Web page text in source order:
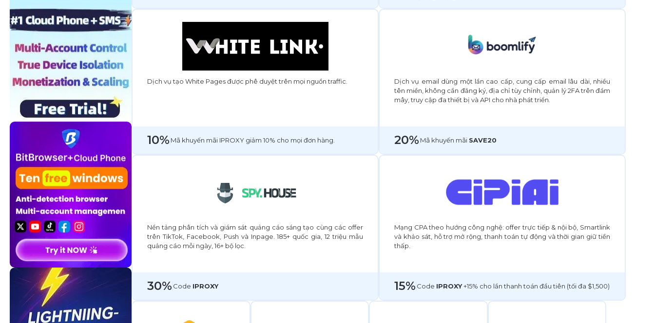
Dịch vụ tạo White Pages được phê duyệt trên mọi nguồn traffic.
10% Mã khuyến mãi IPROXY giảm 10% cho mọi đơn hàng.
Dịch vụ email dùng một lần cao cấp, cung cấp email lâu dài, nhiều
tên miền, không cần đăng ký, địa chỉ tùy chỉnh, quản lý 2FA trên đám
mây, truy cập đa thiết bị và API cho nhà phát triển.
20% Mã khuyến mãi SAVE20
Nền tảng phân tích và giám sát quảng cáo sáng tạo cùng các offer
trên TikTok, Facebook, Push và Inpage. 185+ quốc gia, 12 triệu mẫu
quảng cáo mỗi ngày, 16+ bộ lọc.
30% Сode IPROXY
Mạng CPA theo hướng công nghệ: offer trực tiếp & nội bộ, Smartlink
và khảo sát, hỗ trợ mở rộng, thanh toán tự động và thời gian giữ tiền
thấp.
15% Code IPROXY+15% cho lần thanh toán đầu tiên (tối đa $1,500)